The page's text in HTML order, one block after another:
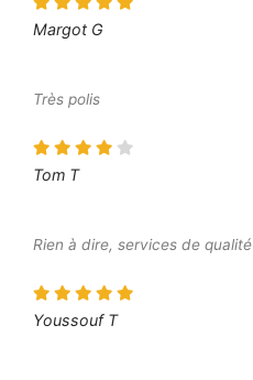
Margot G
Très polis
Tom T
Rien à dire, services de qualité
Youssouf T